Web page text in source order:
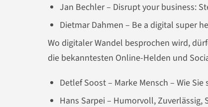
Jan Bechler – Disrupt your business:
Dietmar Dahmen – Be a digital super
Wo digitaler Wandel besprochen wird,
die bekanntesten Online-Helden und
Detlef Soost – Marke Mensch – Wie
Hans Sarpei – Humorvoll,